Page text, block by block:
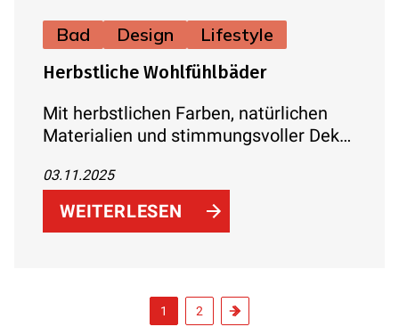
Bad Design Lifestyle
Herbstliche Wohlfühlbäder
Mit herbstlichen Farben, natürlichen
Materialien und stimmungsvoller Deko
gemütliche Wohlfühloase.
03.11.2025
WEITERLESEN
1 2